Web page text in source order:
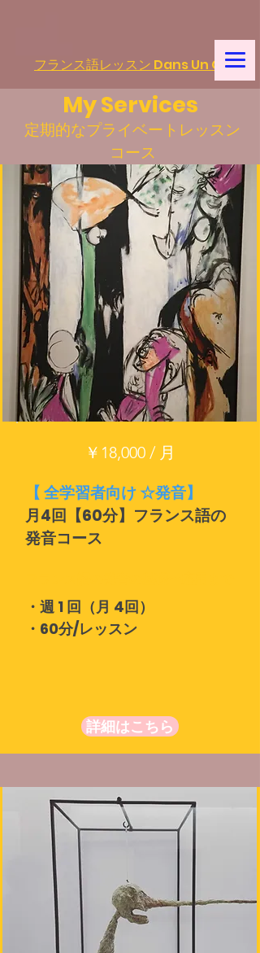
フランス語レッスン Dans Un Café
My Services
​定期的なプライベートレッスン
コース
￥18,000 / 月
【 全学習者向け ☆発音】
月4回【60分】フランス語の
発音コース
・週 1 回（月 4回）
・60分/レッスン
詳細はこちら